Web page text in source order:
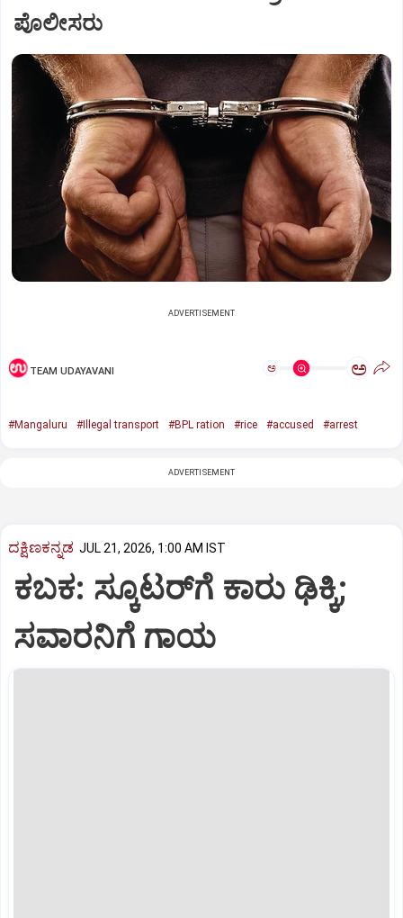
ಪೊಲೀಸರು
ADVERTISEMENT
TEAM UDAYAVANI ಅ ಅ
#Mangaluru #Illegal transport #BPL ration #rice #accused #arrest
ADVERTISEMENT
ದಕ್ಷಿಣಕನ್ನಡ JUL 21, 2026, 1:00 AM IST
ಕಬಕ: ಸ್ಕೂಟರ್‌ಗೆ ಕಾರು ಢಿಕ್ಕಿ;
ಸವಾರನಿಗೆ ಗಾಯ